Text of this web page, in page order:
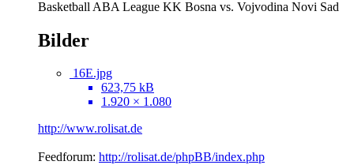
Basketball ABA League KK Bosna vs. Vojvodina Novi Sad
Bilder
16E.jpg
623,75 kB
1.920 × 1.080
http://www.rolisat.de
Feedforum: http://rolisat.de/phpBB/index.php